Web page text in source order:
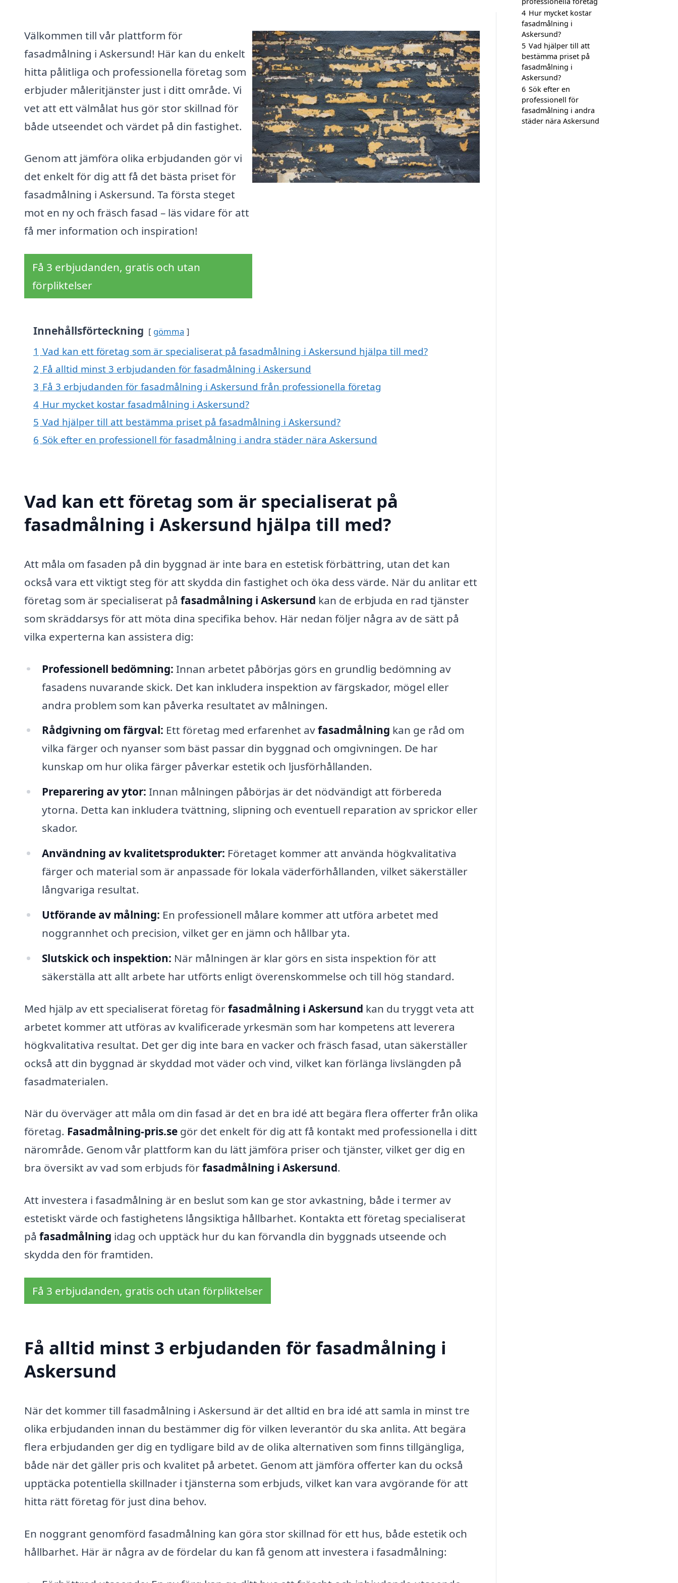
Välkommen till vår plattform för
fasadmålning i Askersund! Här kan du enkelt
hitta pålitliga och professionella företag som
erbjuder måleritjänster just i ditt område. Vi
vet att ett välmålat hus gör stor skillnad för
både utseendet och värdet på din fastighet.
Genom att jämföra olika erbjudanden gör vi
det enkelt för dig att få det bästa priset för
fasadmålning i Askersund. Ta första steget
mot en ny och fräsch fasad – läs vidare för att
få mer information och inspiration!
Få 3 erbjudanden, gratis och utan
förpliktelser
Innehållsförteckning gömma
1 Vad kan ett företag som är specialiserat på fasadmålning i Askersund hjälpa till med?
2 Få alltid minst 3 erbjudanden för fasadmålning i Askersund
3 Få 3 erbjudanden för fasadmålning i Askersund från professionella företag
4 Hur mycket kostar fasadmålning i Askersund?
5 Vad hjälper till att bestämma priset på fasadmålning i Askersund?
6 Sök efter en professionell för fasadmålning i andra städer nära Askersund
Vad kan ett företag som är specialiserat på
fasadmålning i Askersund hjälpa till med?
Att måla om fasaden på din byggnad är inte bara en estetisk förbättring, utan det kan
också vara ett viktigt steg för att skydda din fastighet och öka dess värde. När du anlitar ett
företag som är specialiserat på fasadmålning i Askersund kan de erbjuda en rad tjänster
som skräddarsys för att möta dina specifika behov. Här nedan följer några av de sätt på
vilka experterna kan assistera dig:
Professionell bedömning: Innan arbetet påbörjas görs en grundlig bedömning av
fasadens nuvarande skick. Det kan inkludera inspektion av färgskador, mögel eller
andra problem som kan påverka resultatet av målningen.
Rådgivning om färgval: Ett företag med erfarenhet avfasadmålning kan ge råd om
vilka färger och nyanser som bäst passar din byggnad och omgivningen. De har
kunskap om hur olika färger påverkar estetik och ljusförhållanden.
Preparering av ytor: Innan målningen påbörjas är det nödvändigt att förbereda
ytorna. Detta kan inkludera tvättning, slipning och eventuell reparation av sprickor eller
skador.
Användning av kvalitetsprodukter: Företaget kommer att använda högkvalitativa
färger och material som är anpassade för lokala väderförhållanden, vilket säkerställer
långvariga resultat.
Utförande av målning: En professionell målare kommer att utföra arbetet med
noggrannhet och precision, vilket ger en jämn och hållbar yta.
Slutskick och inspektion: När målningen är klar görs en sista inspektion för att
säkerställa att allt arbete har utförts enligt överenskommelse och till hög standard.
Med hjälp av ett specialiserat företag förfasadmålning i Askersund kan du tryggt veta att
arbetet kommer att utföras av kvalificerade yrkesmän som har kompetens att leverera
högkvalitativa resultat. Det ger dig inte bara en vacker och fräsch fasad, utan säkerställer
också att din byggnad är skyddad mot väder och vind, vilket kan förlänga livslängden på
fasadmaterialen.
När du överväger att måla om din fasad är det en bra idé att begära flera offerter från olika
företag. Fasadmålning-pris.se gör det enkelt för dig att få kontakt med professionella i ditt
närområde. Genom vår plattform kan du lätt jämföra priser och tjänster, vilket ger dig en
bra översikt av vad som erbjuds förfasadmålning i Askersund.
Att investera i fasadmålning är en beslut som kan ge stor avkastning, både i termer av
estetiskt värde och fastighetens långsiktiga hållbarhet. Kontakta ett företag specialiserat
på fasadmålning idag och upptäck hur du kan förvandla din byggnads utseende och
skydda den för framtiden.
Få 3 erbjudanden, gratis och utan förpliktelser
Få alltid minst 3 erbjudanden för fasadmålning i
Askersund
När det kommer till fasadmålning i Askersund är det alltid en bra idé att samla in minst tre
olika erbjudanden innan du bestämmer dig för vilken leverantör du ska anlita. Att begära
flera erbjudanden ger dig en tydligare bild av de olika alternativen som finns tillgängliga,
både när det gäller pris och kvalitet på arbetet. Genom att jämföra offerter kan du också
upptäcka potentiella skillnader i tjänsterna som erbjuds, vilket kan vara avgörande för att
hitta rätt företag för just dina behov.
En noggrant genomförd fasadmålning kan göra stor skillnad för ett hus, både estetik och
hållbarhet. Här är några av de fördelar du kan få genom att investera i fasadmålning:
4 Hur mycket kostar
fasadmålning i
Askersund?
5 Vad hjälper till att
bestämma priset på
fasadmålning i
Askersund?
6 Sök efter en
professionell för
fasadmålning i andra
städer nära Askersund